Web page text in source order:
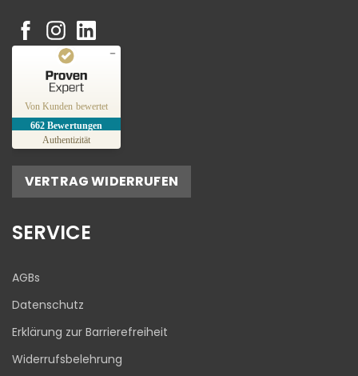
Von Kunden bewertet
662 Bewertungen
Authentizität
Kundenbewertungen und Erfahrungen zu
SEHR GUT
4,81
/
5,00
Bewertungen von
1
anderen Quelle
VERTRAG WIDERRUFEN
SERVICE
AGBs
Datenschutz
Erklärung zur Barrierefreiheit
Widerrufsbelehrung